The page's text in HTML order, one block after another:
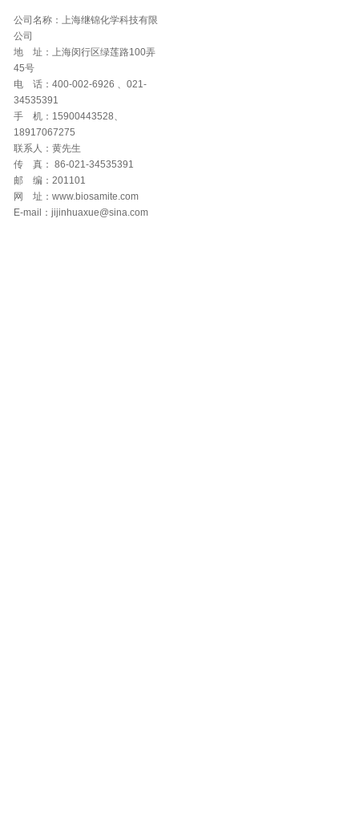
公司名称：上海继锦化学科技有限
公司
地 址：上海闵行区绿莲路100弄
45号
电 话：400-002-6926 、021-
34535391
手 机：15900443528、
18917067275
联系人：黄先生
传 真： 86-021-34535391
邮 编：201101
网 址：www.biosamite.com
E-mail：jijinhuaxue@sina.com